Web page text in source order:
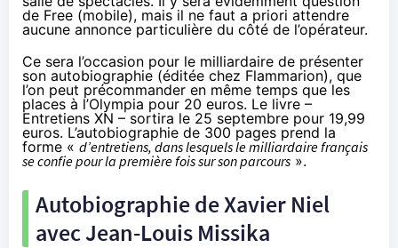
de Free (mobile), mais il ne faut a priori attendre
aucune annonce particulière du côté de l’opérateur.
Ce sera l’occasion pour le milliardaire de présenter
son autobiographie (éditée chez Flammarion), que
l’on peut précommander en même temps que les
places à l’Olympia pour 20 euros. Le livre –
Entretiens XN – sortira le 25 septembre pour 19,99
euros. L’autobiographie de 300 pages prend la
forme « d’entretiens, dans lesquels le milliardaire français
se confie pour la première fois sur son parcours ».
Autobiographie de Xavier Niel
avec Jean-Louis Missika